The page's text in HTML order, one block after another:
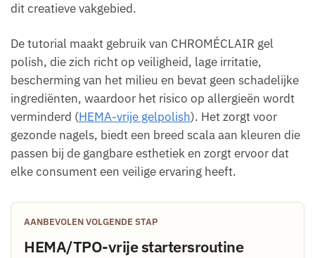
dit creatieve vakgebied.
De tutorial maakt gebruik van CHROMÉCLAIR gel
polish, die zich richt op veiligheid, lage irritatie,
bescherming van het milieu en bevat geen schadelijke
ingrediënten, waardoor het risico op allergieën wordt
verminderd (HEMA-vrije gelpolish). Het zorgt voor
gezonde nagels, biedt een breed scala aan kleuren die
passen bij de gangbare esthetiek en zorgt ervoor dat
elke consument een veilige ervaring heeft.
AANBEVOLEN VOLGENDE STAP
HEMA/TPO-vrije startersroutine